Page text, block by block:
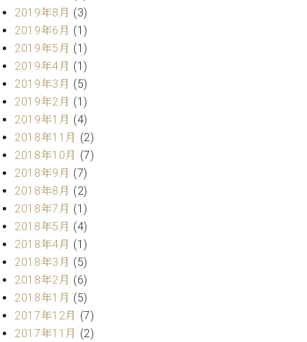
W.
ホ
フ
マ
ン
プ
ロ
フ
ェ
ッ
シ
ョ
ナ
ル
W.
ホ
フ
マ
ン
内
(PDF)
お
い
合
わ
せ
本
社
：
八
王
子
技
術
営
業
セ
ン
2019年8月 (3)
2019年6月 (1)
2019年5月 (1)
2019年4月 (1)
2019年3月 (5)
2019年2月 (1)
2019年1月 (4)
2018年11月 (2)
2018年10月 (7)
2018年9月 (7)
2018年8月 (2)
2018年7月 (1)
2018年5月 (4)
2018年4月 (1)
2018年3月 (5)
2018年2月 (6)
2018年1月 (5)
2017年12月 (7)
2017年11月 (2)